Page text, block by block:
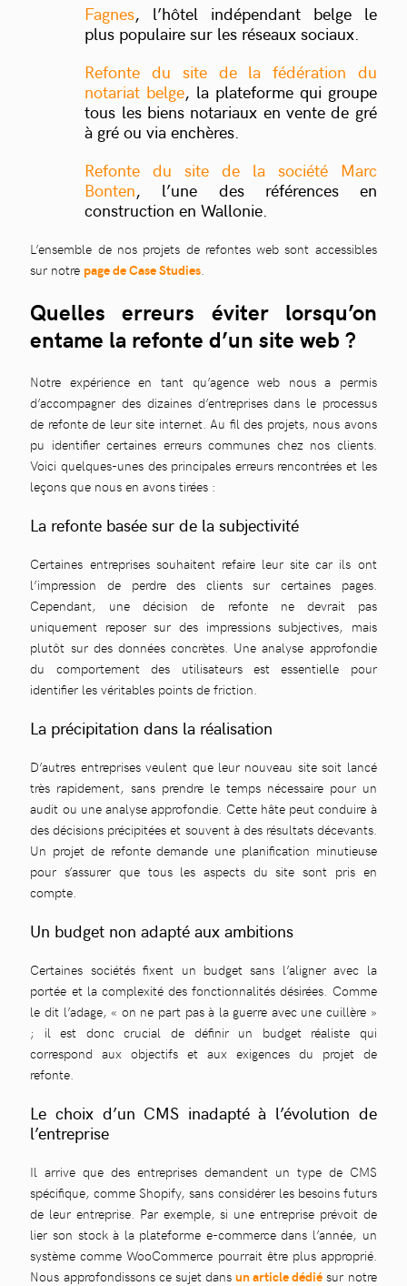
Fagnes, l’hôtel indépendant belge le
plus populaire sur les réseaux sociaux.
Refonte du site de la fédération du
notariat belge, la plateforme qui groupe
tous les biens notariaux en vente de gré
à gré ou via enchères.
Refonte du site de la société Marc
Bonten, l’une des références en
construction en Wallonie.
L’ensemble de nos projets de refontes web sont accessibles
sur notre page de Case Studies.
Quelles erreurs éviter lorsqu’on
entame la refonte d’un site web ?
Notre expérience en tant qu’agence web nous a permis
d’accompagner des dizaines d’entreprises dans le processus
de refonte de leur site internet. Au fil des projets, nous avons
pu identifier certaines erreurs communes chez nos clients.
Voici quelques-unes des principales erreurs rencontrées et les
leçons que nous en avons tirées :
La refonte basée sur de la subjectivité
Certaines entreprises souhaitent refaire leur site car ils ont
l’impression de perdre des clients sur certaines pages.
Cependant, une décision de refonte ne devrait pas
uniquement reposer sur des impressions subjectives, mais
plutôt sur des données concrètes. Une analyse approfondie
du comportement des utilisateurs est essentielle pour
identifier les véritables points de friction.
La précipitation dans la réalisation
D’autres entreprises veulent que leur nouveau site soit lancé
très rapidement, sans prendre le temps nécessaire pour un
audit ou une analyse approfondie. Cette hâte peut conduire à
des décisions précipitées et souvent à des résultats décevants.
Un projet de refonte demande une planification minutieuse
pour s’assurer que tous les aspects du site sont pris en
compte.
Un budget non adapté aux ambitions
Certaines sociétés fixent un budget sans l’aligner avec la
portée et la complexité des fonctionnalités désirées. Comme
le dit l’adage, « on ne part pas à la guerre avec une cuillère »
; il est donc crucial de définir un budget réaliste qui
correspond aux objectifs et aux exigences du projet de
refonte.
Le choix d’un CMS inadapté à l’évolution de
l’entreprise
Il arrive que des entreprises demandent un type de CMS
spécifique, comme Shopify, sans considérer les besoins futurs
de leur entreprise. Par exemple, si une entreprise prévoit de
lier son stock à la plateforme e-commerce dans l’année, un
système comme WooCommerce pourrait être plus approprié.
Nous approfondissons ce sujet dansun article dédié sur notre